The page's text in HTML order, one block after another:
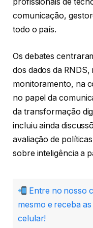
comunicação,
todo o país.
Os debates
dos dados da
monitoramento, na
no papel da
da transformação
incluiu ainda
avaliação de
sobre inteligência a
Entre no nosso
mesmo e receba
celular!